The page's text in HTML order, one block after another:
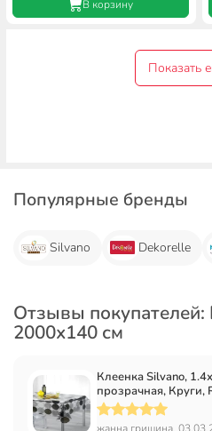
В корзину
Показать
Популярные бренды
Silvano Dekorelle
Отзывы покупателей:
2000х140 см
Клеенка Silvano,
прозрачная, Круги,